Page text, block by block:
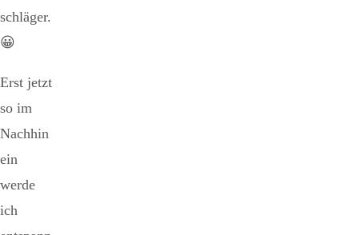
schläger.
😀
Erst jetzt
so im
Nachhin
ein
werde
ich